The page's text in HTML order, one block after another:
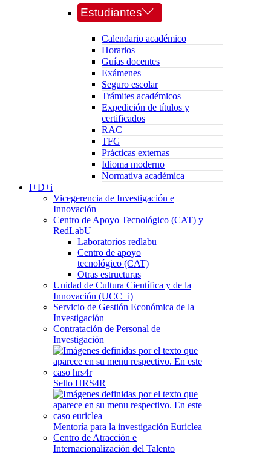
Estudiantes
Calendario académico
Horarios
Guías docentes
Exámenes
Seguro escolar
Trámites académicos
Expedición de títulos y
certificados
RAC
TFG
Prácticas externas
Idioma moderno
Normativa académica
I+D+i
Vicegerencia de Investigación e
Innovación
Centro de Apoyo Tecnológico (CAT) y
RedLabU
Laboratorios redlabu
Centro de apoyo
tecnológico (CAT)
Otras estructuras
Unidad de Cultura Científica y de la
Innovación (UCC+i)
Servicio de Gestión Económica de la
Investigación
Contratación de Personal de
Investigación
Sello HRS4R
Mentoría para la investigación Euriclea
Centro de Atracción e
Internacionalización del Talento